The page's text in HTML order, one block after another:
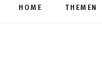
HOME THEMEN